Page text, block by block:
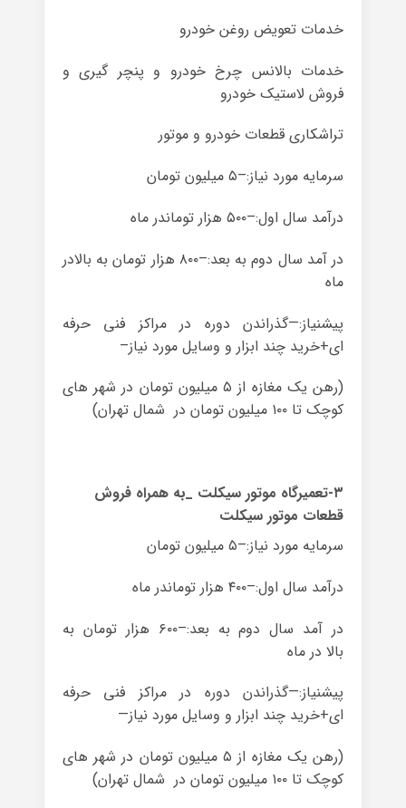
خدمات تعویض روغن خودرو
خدمات بالانس چرخ خودرو و پنچر گیری و
فروش لاستیک خودرو
تراشکاری قطعات خودرو و موتور
سرمایه مورد نیاز:–۵ میلیون تومان
درآمد سال اول:–۵۰۰ هزار توماندر ماه
در آمد سال دوم به بعد:–۸۰۰ هزار تومان به بالادر
ماه
پیشنیاز:—گذراندن دوره در مراکز فنی حرفه
ای+خرید چند ابزار و وسایل مورد نیاز–
(رهن یک مغازه از ۵ میلیون تومان در شهر های
کوچک تا ۱۰۰ میلیون تومان در شمال تهران)
۳-تعمیرگاه موتور سیکلت _به همراه فروش
قطعات موتور سیکلت
سرمایه مورد نیاز:–۵ میلیون تومان
درآمد سال اول:–۴۰۰ هزار توماندر ماه
در آمد سال دوم به بعد:–۶۰۰ هزار تومان به
بالا در ماه
پیشنیاز:—گذراندن دوره در مراکز فنی حرفه
ای+خرید چند ابزار و وسایل مورد نیاز—
(رهن یک مغازه از ۵ میلیون تومان در شهر های
کوچک تا ۱۰۰ میلیون تومان در شمال تهران)